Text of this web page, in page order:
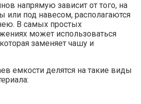
напрямую зависит от того, на
или под навесом, располагаются
В самых простых
может использоваться
заменяет чашу и
емкости делятся на такие виды